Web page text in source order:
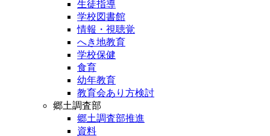
生徒指導
学校図書館
情報・視聴覚
へき地教育
学校保健
食育
幼年教育
教育会あり方検討
郷土調査部
郷土調査部推進
資料